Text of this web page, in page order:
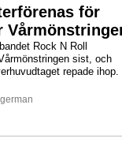
för
Rock N Roll
sist, och
repade ihop.